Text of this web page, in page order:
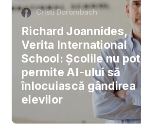
Cristi Dorombach
Richard Joannides,
Verita International
School: Școlile nu pot
permite AI-ului să
înlocuiască gândirea
elevilor